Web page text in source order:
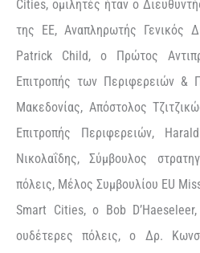
Cities, ομιλητές ήταν ο
της ΕΕ, Αναπληρωτής Γενικός
Patrick Child, ο Πρώτος
Επιτροπής των Περιφερειών &
Μακεδονίας, Απόστολος
Επιτροπής Περιφερειών,
Νικολαΐδης, Σύμβουλος
πόλεις, Μέλος Συμβουλίου EU
Smart Cities, ο Bob
ουδέτερες πόλεις, ο Δρ.